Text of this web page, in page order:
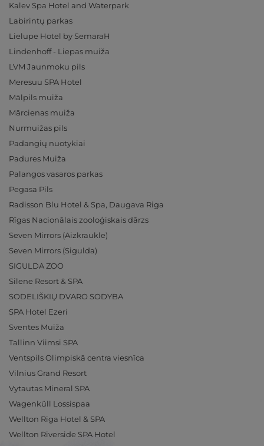
Kalev Spa Hotel and Waterpark
Labirintų parkas
Lielupe Hotel by SemaraH
Lindenhoff - Liepas muiža
LVM Jaunmoku pils
Meresuu SPA Hotel
Mālpils muiža
Mārcienas muiža
Nurmuižas pils
Padangių nuotykiai
Padures Muiža
Palangos vasaros parkas
Pegasa Pils
Radisson Blu Hotel & Spa, Daugava Riga
Rīgas Nacionālais zooloģiskais dārzs
Seven Mirrors (Aizkraukle)
Seven Mirrors (Sigulda)
SIGULDA ZOO
Silene Resort & SPA
SODELIŠKIŲ DVARO SODYBA
SPA Hotel Ezeri
Sventes Muiža
Tallinn Viimsi SPA
Ventspils Olimpiskā centra viesnīca
Vilnius Grand Resort
Vytautas Mineral SPA
Wagenküll Lossispaa
Wellton Riga Hotel & SPA
Wellton Riverside SPA Hotel